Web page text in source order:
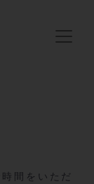
間をいただ